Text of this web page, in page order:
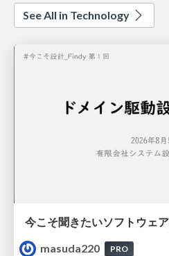
See All in Technology
masuda220
PRO